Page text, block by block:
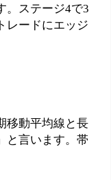
。ステージ4で3
レードにエッジ
移動平均線と長
と言います。帯